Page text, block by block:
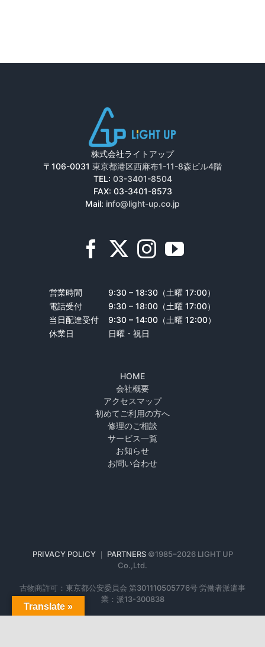
株式会社ライトアップ
〒106-0031 東京都港区西麻布1-11-8森ビル4階
TEL: 03-3401-8504
FAX: 03-3401-8573
Mail: info@light-up.co.jp
営業時間
9:30 – 18:30（土曜 17:00）
電話受付
9:30 – 18:00（土曜 17:00）
当日配達受付
9:30 – 14:00（土曜 12:00）
休業日
日曜・祝日
HOME
会社概要
アクセスマップ
初めてご利用の方へ
修理のご相談
サービス一覧
お知らせ
お問い合わせ
PRIVACY POLICY｜ PARTNERS ©1985–2026 LIGHT UP
Co.,Ltd.
古物商許可：東京都公安委員会 第301110505776号 労働者派遣事
業：派13-300838
Translate »